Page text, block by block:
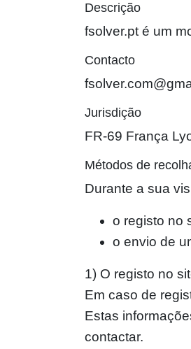
Descrição
fsolver.pt é um
Contacto
Jurisdição
FR-69 França
Métodos de
Durante a sua
o registo no
o envio de
1) O registo no
Em caso de
Estas
contactar.